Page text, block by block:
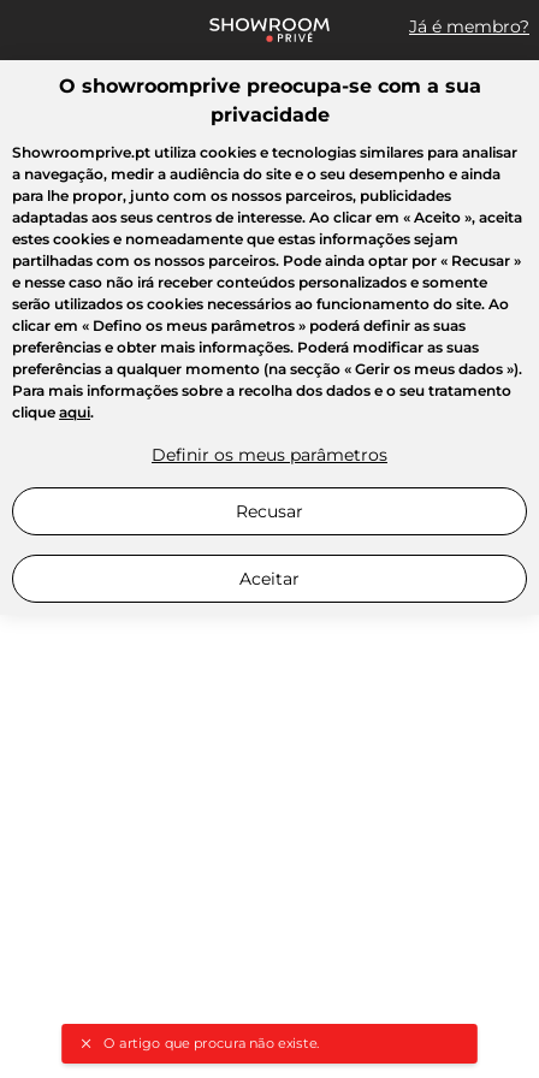
Já é membro?
Pesquisar uma marca, um artigo, uma venda...
O artigo que procura não existe.
Todas as vendas Moda Desporto Casa Criança Beleza
O showroomprive preocupa-se com a sua
privacidade
Showroomprive.pt utiliza cookies e tecnologias similares para analisar
a navegação, medir a audiência do site e o seu desempenho e ainda
para lhe propor, junto com os nossos parceiros, publicidades
adaptadas aos seus centros de interesse. Ao clicar em « Aceito », aceita
estes cookies e nomeadamente que estas informações sejam
partilhadas com os nossos parceiros. Pode ainda optar por « Recusar »
e nesse caso não irá receber conteúdos personalizados e somente
serão utilizados os cookies necessários ao funcionamento do site. Ao
clicar em « Defino os meus parâmetros » poderá definir as suas
preferências e obter mais informações. Poderá modificar as suas
preferências a qualquer momento (na secção « Gerir os meus dados »).
Para mais informações sobre a recolha dos dados e o seu tratamento
clique aqui.
Definir os meus parâmetros
Recusar
Aceitar